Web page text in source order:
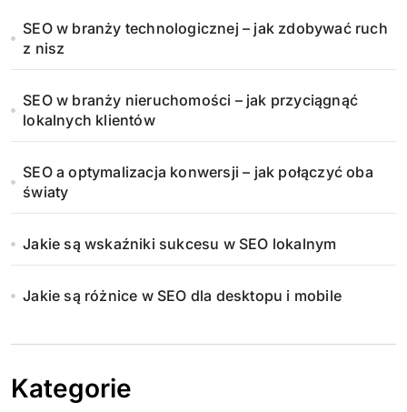
SEO w branży technologicznej – jak zdobywać ruch
z nisz
SEO w branży nieruchomości – jak przyciągnąć
lokalnych klientów
SEO a optymalizacja konwersji – jak połączyć oba
światy
Jakie są wskaźniki sukcesu w SEO lokalnym
Jakie są różnice w SEO dla desktopu i mobile
Kategorie